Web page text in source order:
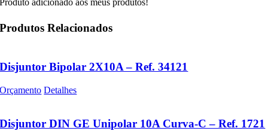
Produto adicionado aos meus produtos!
Produtos Relacionados
Disjuntor Bipolar 2X10A – Ref. 34121
Orçamento Detalhes
Disjuntor DIN GE Unipolar 10A Curva-C – Ref. 1721